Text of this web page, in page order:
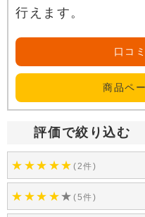
行えます。
口コ
商品ペ
評価で絞り込む
★ ★★ ★★(2件)
★ ★★ ★★(5件)